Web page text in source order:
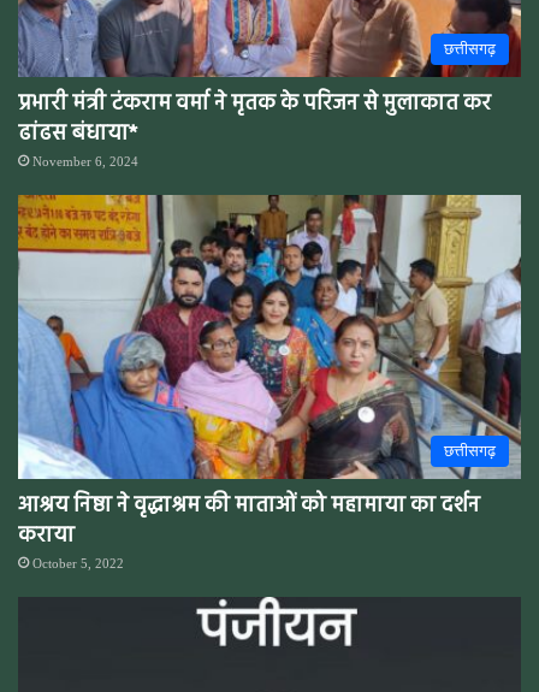
छत्तीसगढ़
प्रभारी मंत्री टंकराम वर्मा ने मृतक के परिजन से मुलाकात कर
ढांढस बंधाया*
November 6, 2024
छत्तीसगढ़
आश्रय निष्ठा ने वृद्धाश्रम की माताओं को महामाया का दर्शन
कराया
October 5, 2022